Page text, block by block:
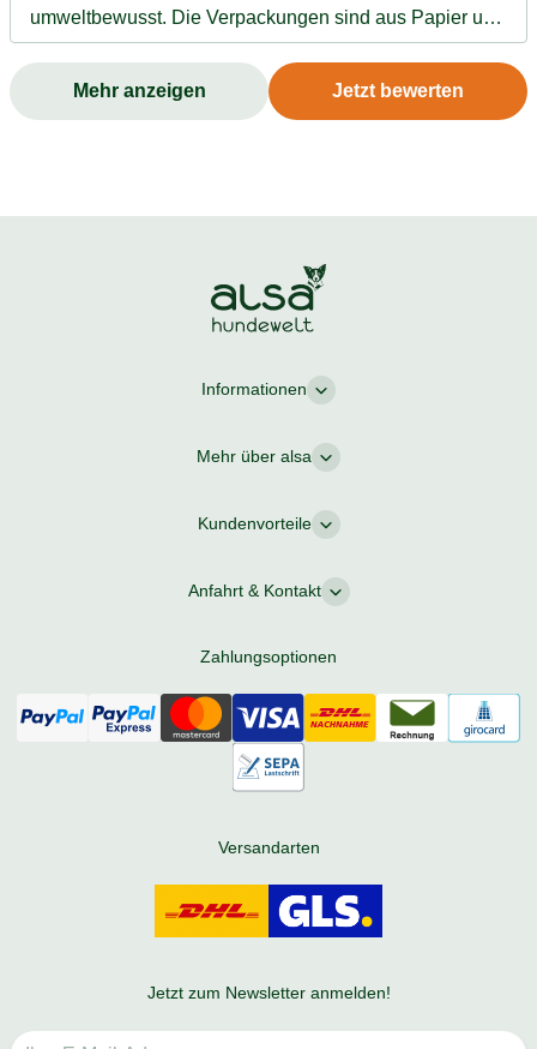
umweltbewusst. Die Verpackungen sind aus Papier und
nicht Plastik, es gibt immer eine kleine Leckerei bei
Qualität. Mein Hund hatte noch nie Beschwerden nach
Mehr anzeigen Jetzt bewerten
Informationen
Mehr über alsa
Kundenvorteile
Anfahrt & Kontakt
Zahlungsoptionen
Versandarten
Jetzt zum Newsletter anmelden!